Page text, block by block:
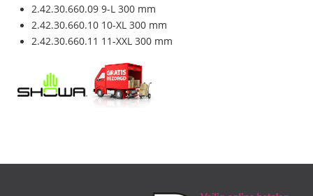
2.42.30.660.09 9-L 300 mm
2.42.30.660.10 10-XL 300 mm
2.42.30.660.11 11-XXL 300 mm